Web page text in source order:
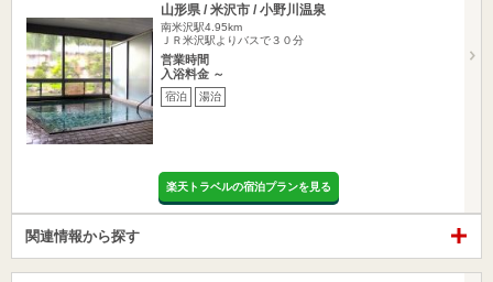
山形県 / 米沢市 / 小野川温泉
南米沢駅4.95km
ＪＲ米沢駅よりバスで３０分
営業時間
入浴料金 ～
宿泊 湯治
楽天トラベルの宿泊プランを見る
関連情報から探す